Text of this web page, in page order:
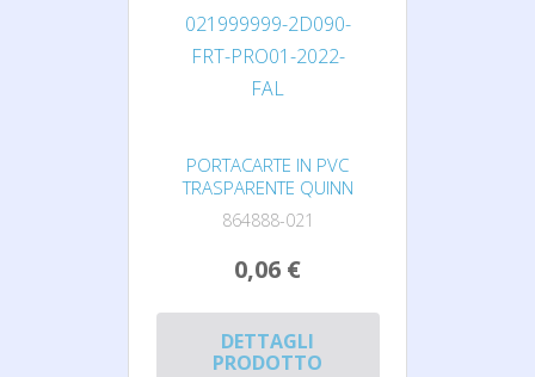
PORTACARTE IN PVC
TRASPARENTE QUINN
864888-021
0,06 €
DETTAGLI
PRODOTTO